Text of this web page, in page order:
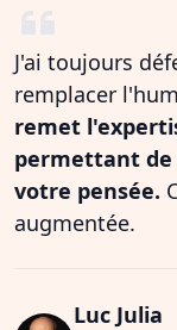
J'ai toujours
remplacer
remet
permettant
votre pensée.
augmentée.
Luc Julia